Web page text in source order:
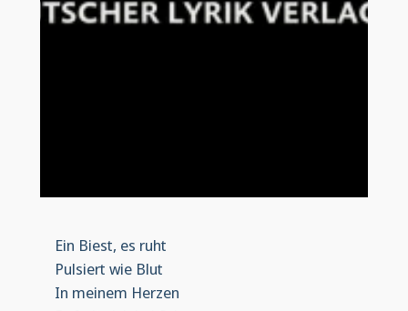
Ein Biest, es ruht
Pulsiert wie Blut
In meinem Herzen